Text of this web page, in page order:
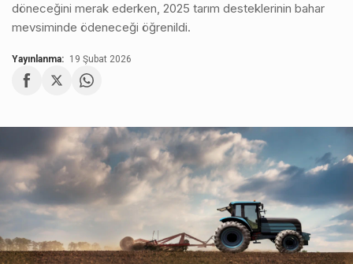
döneceğini merak ederken, 2025 tarım desteklerinin bahar
mevsiminde ödeneceği öğrenildi.
Yayınlanma: 19 Şubat 2026